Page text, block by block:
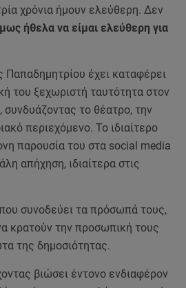
χρόνια ήμουν ελεύθερη. Δεν
ήθελα να είμαι ελεύθερη για
Παπαδημητρίου έχει καταφέρει
του ξεχωριστή ταυτότητα στον
το θέατρο, την
περιεχόμενο. Το ιδιαίτερο
παρουσία του στα social media
απήχηση, ιδιαίτερα στις
συνοδεύει τα πρόσωπά τους,
κρατούν την προσωπική τους
της δημοσιότητας.
βιώσει έντονο ενδιαφέρον